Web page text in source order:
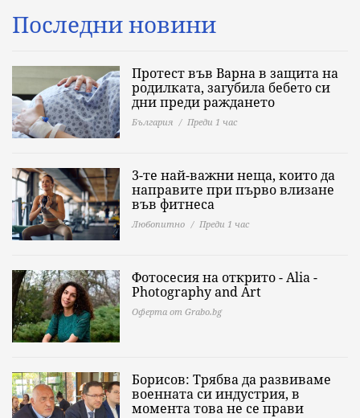
Последни новини
Протест във Варна в защита на
родилката, загубила бебето си
дни преди раждането
България Преди 1 час
3-те най-важни неща, които да
направите при първо влизане
във фитнеса
Любопитно Преди 1 час
Фотосесия на открито - Alia -
Photography and Art
Оферта от Grabo.bg
Борисов: Трябва да развиваме
военната си индустрия, в
момента това не се прави